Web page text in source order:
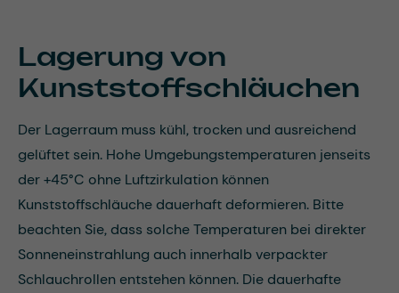
Lagerung von
Kunststoffschläuchen
Der Lagerraum muss kühl, trocken und ausreichend
gelüftet sein. Hohe Umgebungstemperaturen jenseits
der +45°C ohne Luftzirkulation können
Kunststoffschläuche dauerhaft deformieren. Bitte
beachten Sie, dass solche Temperaturen bei direkter
Sonneneinstrahlung auch innerhalb verpackter
Schlauchrollen entstehen können. Die dauerhafte